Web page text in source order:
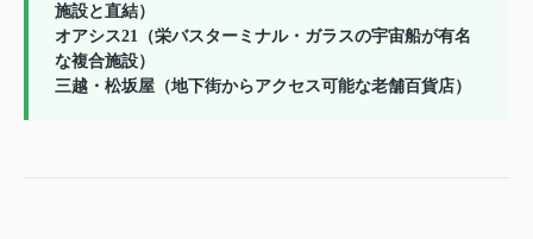
施設と直結）
オアシス21
（栄バスターミナル・ガラスの宇宙船が有名
な複合施設）
三越・松坂屋 （地下街からアクセス可能な老舗百貨店）